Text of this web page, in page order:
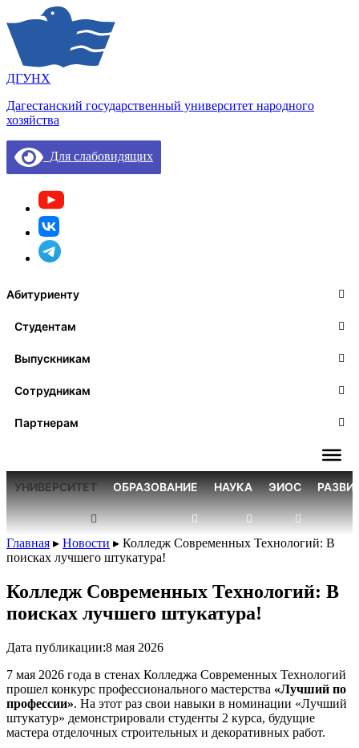
ДГУНХ
Дагестанский государственный университет народного
хозяйства
Для слабовидящих
Абитуриенту
Студентам
Выпускникам
Сотрудникам
Партнерам
УНИВЕРСИТЕТ ОБРАЗОВАНИЕ НАУКА ЭИОС
Главная ▸ Новости ▸ Колледж Современных Технологий: В
поисках лучшего штукатура!
Колледж Современных Технологий: В
поисках лучшего штукатура!
Дата публикации:8 мая 2026
7 мая 2026 года в стенах Колледжа Современных Технологий
прошел конкурс профессионального мастерства «Лучший по
профессии». На этот раз свои навыки в номинации «Лучший
штукатур» демонстрировали студенты 2 курса, будущие
мастера отделочных строительных и декоративных работ.